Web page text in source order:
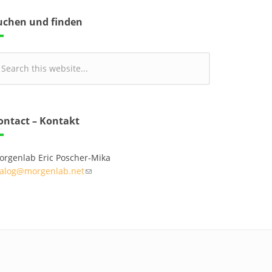
und finden
– Kontakt
Eric Poscher-Mika
(link sends e-mail)